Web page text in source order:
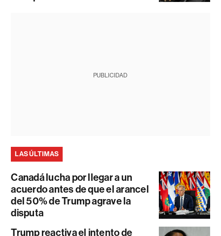
PUBLICIDAD
LAS ÚLTIMAS
Canadá lucha por llegar a un
acuerdo antes de que el arancel
del 50% de Trump agrave la
disputa
Trump reactiva el intento de